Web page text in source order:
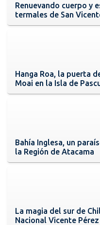
Renuevando cuerpo y
termales de San
Hanga Roa, la puerta
Moai en la Isla de
Bahía Inglesa, un
la Región de Atacama
La magia del sur de
Nacional Vicente